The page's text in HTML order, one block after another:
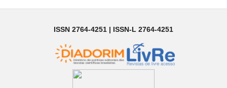
ISSN 2764-4251 | ISSN-L 2764-4251